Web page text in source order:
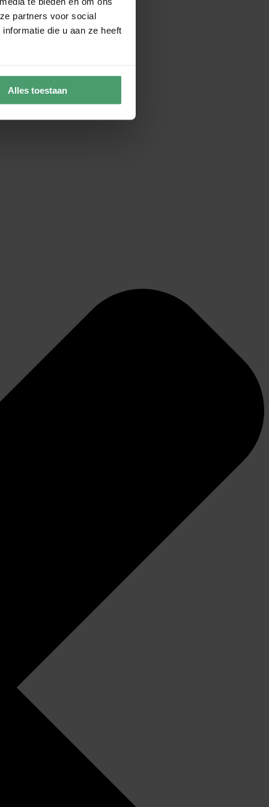
partners voor social
die u aan ze heeft
Alles toestaan